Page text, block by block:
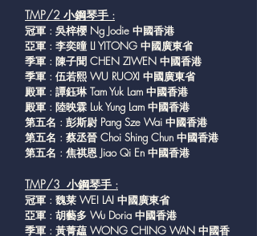
TMP/2 小鋼琴手 :
冠軍 : 吳梓櫻 Ng Jodie 中國香港
亞軍 : 李奕曈 LI YITONG 中國廣東省
季軍 : 陳子聞 CHEN ZIWEN 中國香港
季軍 : 伍若熙 WU RUOXI 中國廣東省
殿軍 : 譚鈺琳 Tam Yuk Lam 中國香港
殿軍 : 陸映霖 Luk Yung Lam 中國香港
第五名 : 彭斯尉 Pang Sze Wai 中國香港
第五名 : 蔡丞晉 Choi Shing Chun 中國香港
第五名 : 焦祺恩 Jiao Qi En 中國香港
TMP/3 小鋼琴手 :
冠軍 : 魏莱 WEI LAI 中國廣東省
亞軍 : 胡藝多 Wu Doria 中國香港
季軍 : 黃菁藴 WONG CHING WAN 中國香